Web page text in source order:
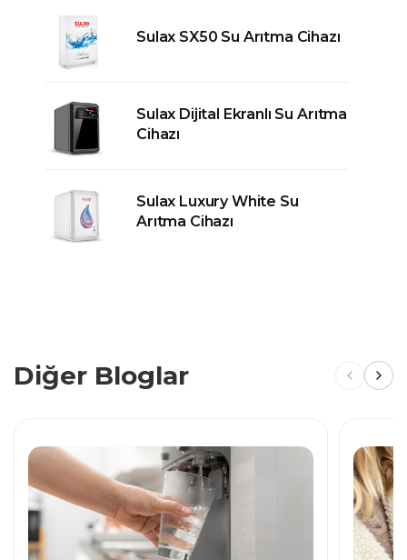
Sulax SX50 Su Arıtma Cihazı
Sulax Dijital Ekranlı Su Arıtma
Cihazı
Sulax Luxury White Su
Arıtma Cihazı
Diğer Bloglar